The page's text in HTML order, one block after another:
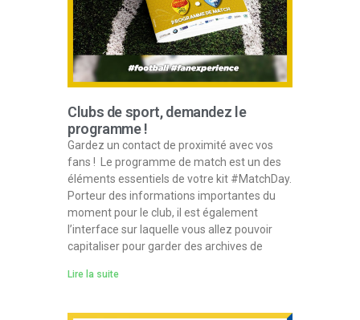
Clubs de sport, demandez le
programme !
Gardez un contact de proximité avec vos
fans ! Le programme de match est un des
éléments essentiels de votre kit #MatchDay.
Porteur des informations importantes du
moment pour le club, il est également
l’interface sur laquelle vous allez pouvoir
capitaliser pour garder des archives de
Lire la suite